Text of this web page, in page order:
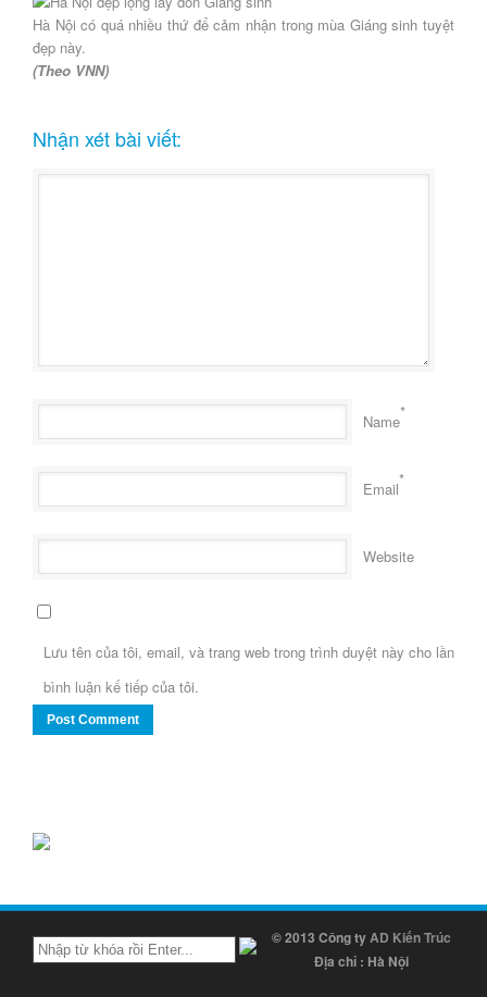
Hà Nội có quá nhiều thứ để cảm nhận trong mùa Giáng sinh tuyệt
đẹp này.
(Theo VNN)
Nhận xét bài viết:
Name*
Email*
Website
Lưu tên của tôi, email, và trang web trong trình duyệt này cho lần
bình luận kế tiếp của tôi.
© 2013 Công tyAD Kiến Trúc
Địa chỉ : Hà Nội